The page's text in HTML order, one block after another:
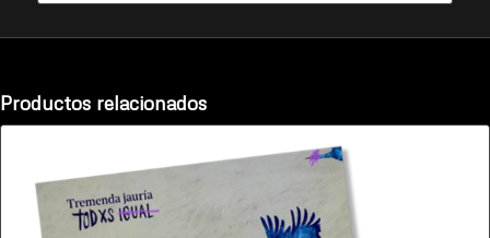
Productos relacionados